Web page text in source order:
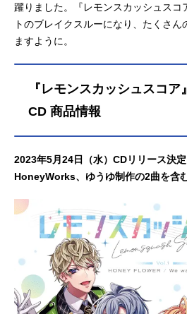
躍りました。『レモンスカッシュスコ
トのブレイクスルーになり、たくさん
ますように。
『レモンスカッシュスコ
CD 商品情報
2023年5月24日（水）CDリリース決定
HoneyWorks、ゆうゆ制作の2曲を含